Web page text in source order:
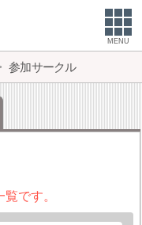
MENU
参加サークル
です。